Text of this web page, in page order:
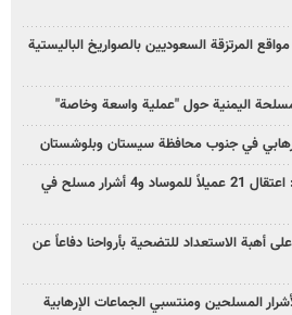
المرتزقة السعوديين بالصواريخ الباليستية
اليمنية حول "عملية واسعة وخاصة"
في جنوب محافظة سيستان وبلوشستان
وزارة الأمن الإيرانية: اعتقال 21 عميلاً للموساد و4 أشرار مسلح في
أهبة الاستعداد للتضحية بأرواحنا دفاعاً عن